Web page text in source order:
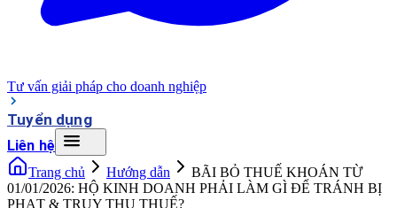
Tư vấn giải pháp cho doanh nghiệp
Tuyển dụng
Liên hệ
Trang chủ Hướng dẫn
BÃI BỎ THUẾ KHOÁN TỪ
01/01/2026: HỘ KINH DOANH PHẢI LÀM GÌ ĐỂ TRÁNH BỊ
PHẠT & TRUY THU THUẾ?